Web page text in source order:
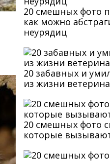
20 смешных фото
как можно
неурядиц
20 забавных и
из жизни
20 смешных фото
которые